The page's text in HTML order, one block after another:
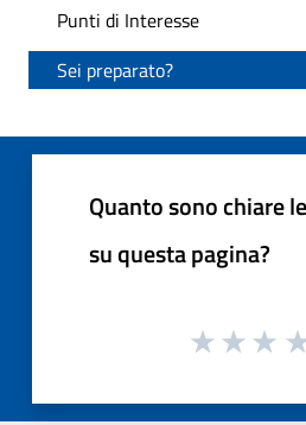
Punti di Interesse
Sei preparato?
Quanto sono chiare
su questa pagina?